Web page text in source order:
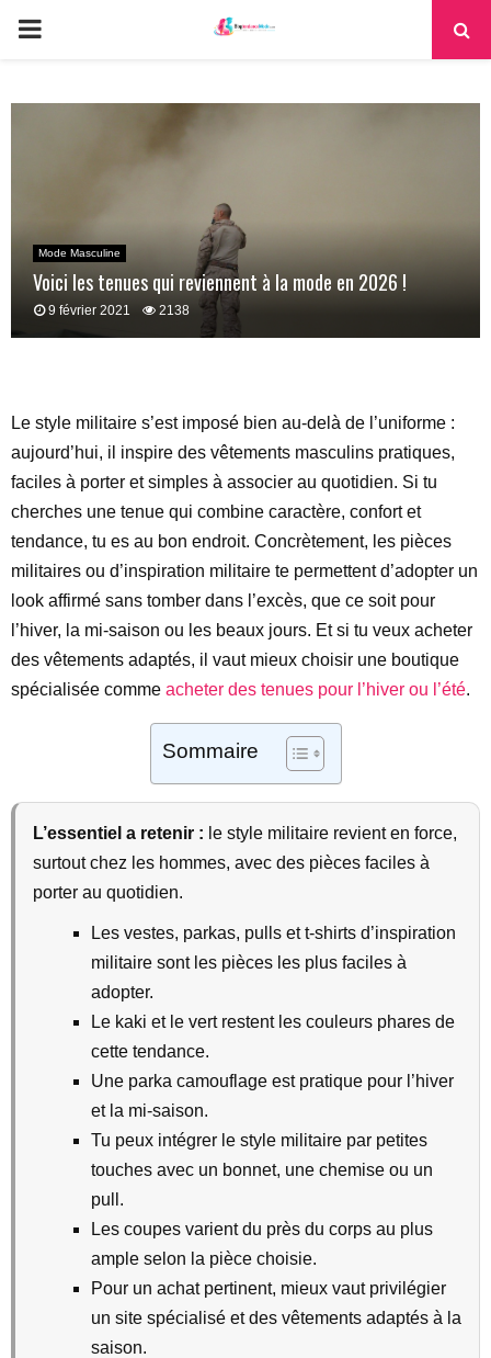
PRIMARY
Mode Masculine
Voici les tenues qui reviennent à la mode en 2026 !
9 février 2021 2138
Le style militaire s’est imposé bien au-delà de l’uniforme :
aujourd’hui, il inspire des vêtements masculins pratiques,
faciles à porter et simples à associer au quotidien. Si tu
cherches une tenue qui combine caractère, confort et
tendance, tu es au bon endroit. Concrètement, les pièces
militaires ou d’inspiration militaire te permettent d’adopter un
look affirmé sans tomber dans l’excès, que ce soit pour
l’hiver, la mi-saison ou les beaux jours. Et si tu veux acheter
des vêtements adaptés, il vaut mieux choisir une boutique
spécialisée comme acheter des tenues pour l’hiver ou l’été.
Sommaire
L’essentiel a retenir : le style militaire revient en force,
surtout chez les hommes, avec des pièces faciles à
porter au quotidien.
Les vestes, parkas, pulls et t-shirts d’inspiration
militaire sont les pièces les plus faciles à
adopter.
Le kaki et le vert restent les couleurs phares de
cette tendance.
Une parka camouflage est pratique pour l’hiver
et la mi-saison.
Tu peux intégrer le style militaire par petites
touches avec un bonnet, une chemise ou un
pull.
Les coupes varient du près du corps au plus
ample selon la pièce choisie.
Pour un achat pertinent, mieux vaut privilégier
un site spécialisé et des vêtements adaptés à la
saison.